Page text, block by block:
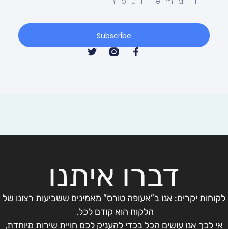
Subscribe
דברו איתנו
לקוחות יקרים: אנו ב”אעופה טורס” מאמינים ששביעות רצונו של
הלקוח הוא קודם לכל,
אי לכך אנו עושים הכל בכדי להעניק לכם חויית שירות מיוחדת,